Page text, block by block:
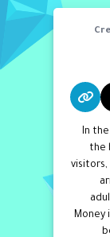
In
the
visitors,
Money